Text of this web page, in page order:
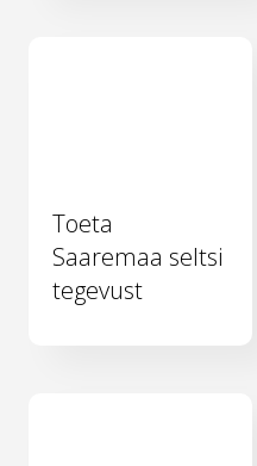
Toeta
Saaremaa seltsi
tegevust